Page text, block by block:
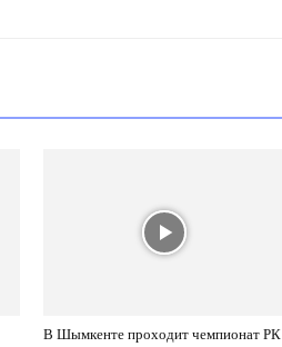
В Шымкенте проходит чемпионат РК